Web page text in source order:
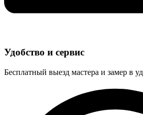
Удобство и сервис
Бесплатный выезд мастера и замер в